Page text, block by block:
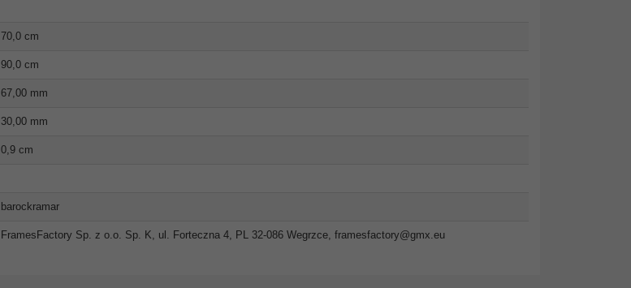
70,0 cm
90,0 cm
67,00 mm
30,00 mm
0,9 cm
barockramar
FramesFactory Sp. z o.o. Sp. K, ul. Forteczna 4, PL 32-086 Wegrzce, framesfactory@gmx.eu